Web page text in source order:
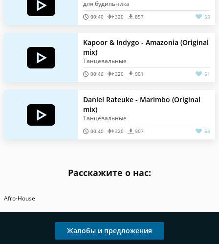
для будильника
00:40 320 857 55
Kapoor & Indygo - Amazonia (Original
mix)
Танцевальные
00:40 320 991 51
Daniel Rateuke - Marimbo (Original
mix)
Танцевальные
00:40 320 907 53
Расскажите о нас:
Afro-House
Жалобы и предложения